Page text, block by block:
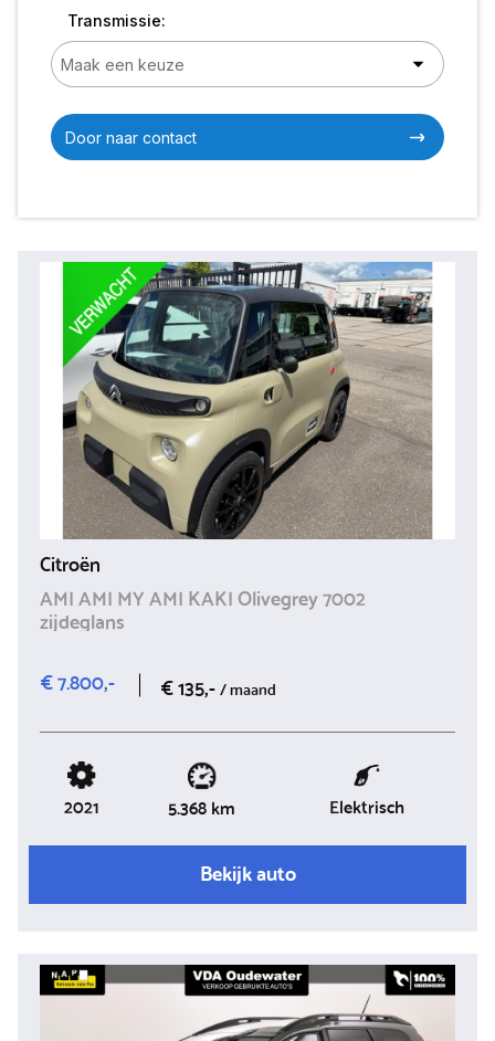
Transmissie:
Door naar contact
Citroën
AMI AMI MY AMI KAKI Olivegrey 7002
zijdeglans
€ 7.800,-
€ 135,-/ maand
2021 5.368 km Elektrisch
Bekijk auto